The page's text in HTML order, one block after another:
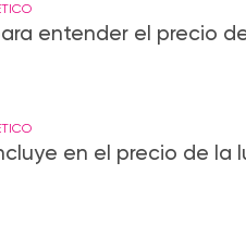
entender el precio
en el precio de la